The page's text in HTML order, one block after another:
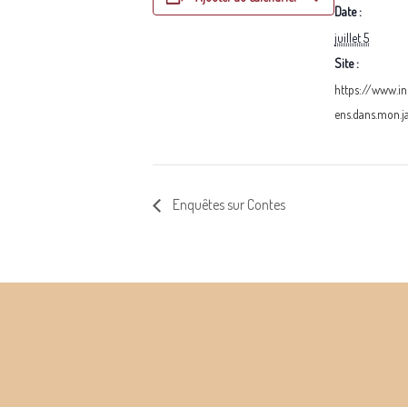
Date :
juillet 5
Site :
https://
Enquêtes sur Contes